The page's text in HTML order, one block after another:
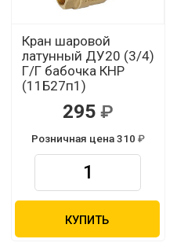
Кран шаровой
латунный ДУ20 (3/4)
Г/Г бабочка КНР
(11Б27п1)
295
Розничная цена 310
КУПИТЬ